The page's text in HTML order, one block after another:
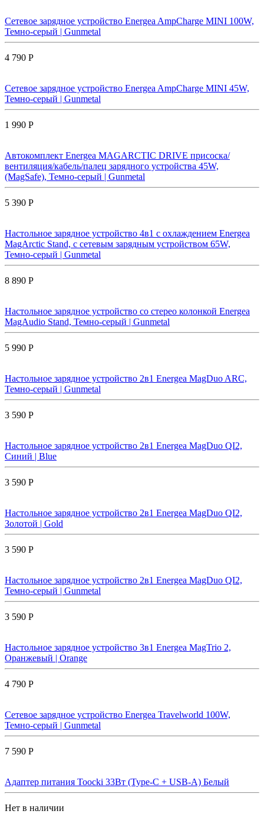
Сетевое зарядное устройство Energea AmpCharge MINI 100W,
Темно-серый | Gunmetal
4 790 Р
Сетевое зарядное устройство Energea AmpCharge MINI 45W,
Темно-серый | Gunmetal
1 990 Р
Автокомплект Energea MAGARCTIC DRIVE присоска/
вентиляция/кабель/палец зарядного устройства 45W,
(MagSafe), Темно-серый | Gunmetal
5 390 Р
Настольное зарядное устройство 4в1 с охлаждением Energea
MagArctic Stand, с сетевым зарядным устройством 65W,
Темно-серый | Gunmetal
8 890 Р
Настольное зарядное устройство со стерео колонкой Energea
MagAudio Stand, Темно-серый | Gunmetal
5 990 Р
Настольное зарядное устройство 2в1 Energea MagDuo ARC,
Темно-серый | Gunmetal
3 590 Р
Настольное зарядное устройство 2в1 Energea MagDuo QI2,
Синий | Blue
3 590 Р
Настольное зарядное устройство 2в1 Energea MagDuo QI2,
Золотой | Gold
3 590 Р
Настольное зарядное устройство 2в1 Energea MagDuo QI2,
Темно-серый | Gunmetal
3 590 Р
Настольное зарядное устройство 3в1 Energea MagTrio 2,
Оранжевый | Orange
4 790 Р
Сетевое зарядное устройство Energea Travelworld 100W,
Темно-серый | Gunmetal
7 590 Р
Адаптер питания Toocki 33Вт (Type-C + USB-A) Белый
Нет в наличии